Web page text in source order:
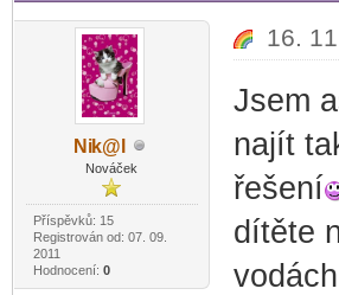
Nik@l
Nováček
Příspěvků: 15
Registrován od: 07. 09.
2011
Hodnocení: 0
16.
Jsem
najít
řešení
dítěte